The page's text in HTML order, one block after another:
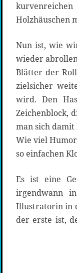
Holzhäuschen
Nun ist, wie
wieder
Blätter der
zielsicher
wird. Den
Zeichenblock,
man sich damit
Wie viel Humor
so einfachen
Es ist eine
irgendwann
Illustratorin in
der erste ist,